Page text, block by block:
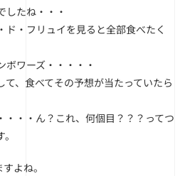
したね・・・
ド・フリュイを見ると全部食べたく
ワーズ・・・・・
、食べてその予想が当たっていたら
・・・ん？これ、何個目？？？ってつ
よね。